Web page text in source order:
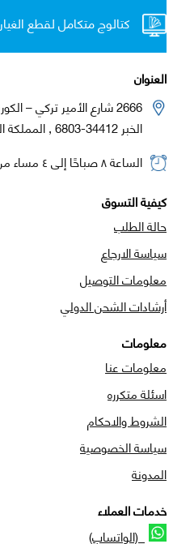
كتالوج متكامل لقطع الغيار
العنوان
2666 شارع الأمير تركي – الكورنيش , وحدة رقم 102
الخبر 34412-6803 , المملكة العربية السعودية
الساعة ٨ صباحًا إلى ٤ مساء من الأحد إلى الخميس
كيفية التسوق
حالة الطلب
سياسة الارجاع
معلومات التوصيل
أرشادات الشحن الدولي
معلومات
معلومات عنا
اسئلة متكرره
الشروط والاحكام
سياسة الخصوصية
المدونة
خدمات العملاء
(الواتساب)